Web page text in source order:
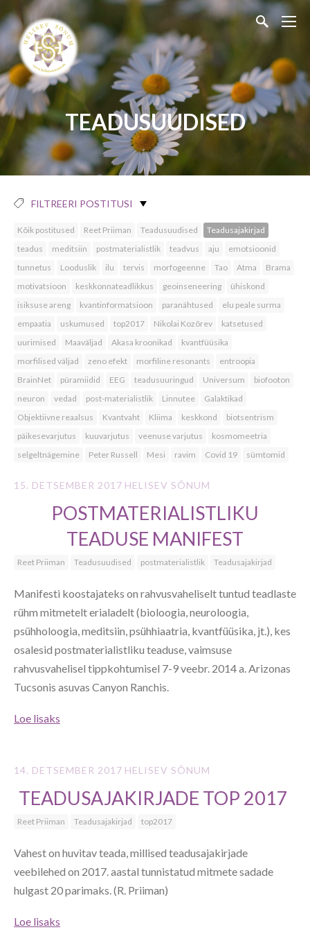
TEADUSUUDISED
FILTREERI POSTITUSI
Kõik postitused Reet Priiman Teadusuudised
Teadusajakirjad
teadus
meditsiin postmaterialistlik teadvus aju
emotsioonid
tunnetus
Looduslik ilu tervis morfogeenne Tao Atma
Brama
motivatsioon
keskkonnateadlikkus geoinseneering
ühiskond
isiksuse areng
kvantinformatsioon paranähtused
elu peale surma
empaatia
uskumused top2017 Nikolai Kozõrev
katsetused
uurimised
Maaväljad Akasa kroonikad
kvantfüüsika
morfilised väljad
zeno efekt morfiline resonants
entroopia
BrainNet
püramiidid EEG teadusuuringud Universum
biofooton
neuron
vedad post-materialistlik Linnutee
Galaktikad
Objektiivne reaalsus
Kvantvaht Kliima keskkond
biotsentrism
päikesevarjutus
kuuvarjutus veenuse varjutus
kosmomeetria
selgeltnägemine
Peter Russell Mesi ravim Covid 19 sümtomid
15. DETSEMBER 2017 HELISEV SÕNUM
POSTMATERIALISTLIKU
TEADUSE MANIFEST
Reet Priiman Teadusuudised postmaterialistlik Teadusajakirjad
Manifesti koostajateks on rahvusvaheliselt tuntud teadlaste
rühm mitmetelt erialadelt (bioloogia, neuroloogia,
psühholoogia, meditsiin, psühhiaatria, kvantfüüsika, jt.), kes
osalesid postmaterialistliku teaduse, vaimsuse
rahvusvahelisel tippkohtumisel 7-9 veebr. 2014 a. Arizonas
Tucsonis asuvas Canyon Ranchis.
Loe lisaks
14. DETSEMBER 2017 HELISEV SÕNUM
TEADUSAJAKIRJADE TOP 2017
Reet Priiman Teadusajakirjad top2017
Vahest on huvitav teada, millised teadusajakirjade
veebilehed on 2017. aastal tunnistatud mitmete sadade
hulgast 20 parimaks. (R. Priiman)
Loe lisaks